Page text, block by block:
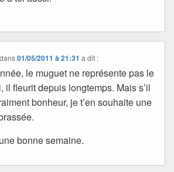
dans01/05/2011 à 21:31 a dit :
le muguet ne représente pas le
il fleurit depuis longtemps. Mais s’il
bonheur, je t’en souhaite une
bonne semaine.